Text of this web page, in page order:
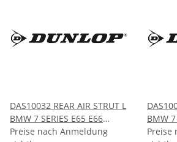
DAS10032 REAR AIR STRUT L
BMW 7 SERIES E65 E66
Chassis 2002-2008
Preise nach Anmeldung
BMW 7
Preise